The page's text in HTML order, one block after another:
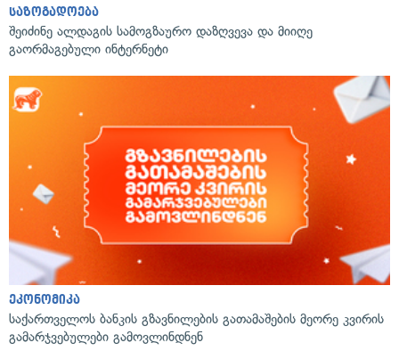
საზოგადოება
შეიძინე ალდაგის სამოგზაურო დაზღვევა და მიიღე
გაორმაგებული ინტერნეტი
ეკონომიკა
საქართველოს ბანკის გზავნილების გათამაშების მეორე კვირის
გამარჯვებულები გამოვლინდნენ